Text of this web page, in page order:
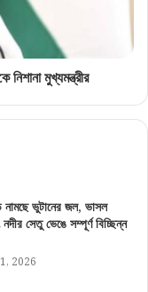
মুখ্যমন্ত্রীর
নামছে ভুটানের জল, ভাসল
সেতু ভেঙে সম্পূর্ণ বিচ্ছিন্ন
2026